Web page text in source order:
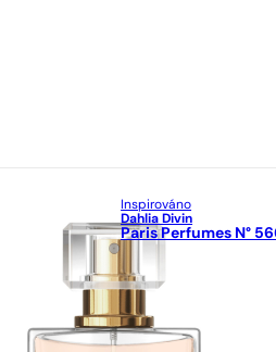
Inspirováno
Dahlia Divin
Paris Perfumes N°